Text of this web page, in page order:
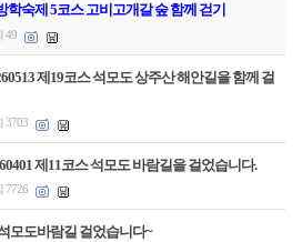
숙제 5코스 고비고개갈 숲 함께 걷기
49
제19코스 석모도 상주산 해안길을 함께 걸
3703
제11코스 석모도 바람길을 걸었습니다.
7726
모도바람길 걸었습니다~